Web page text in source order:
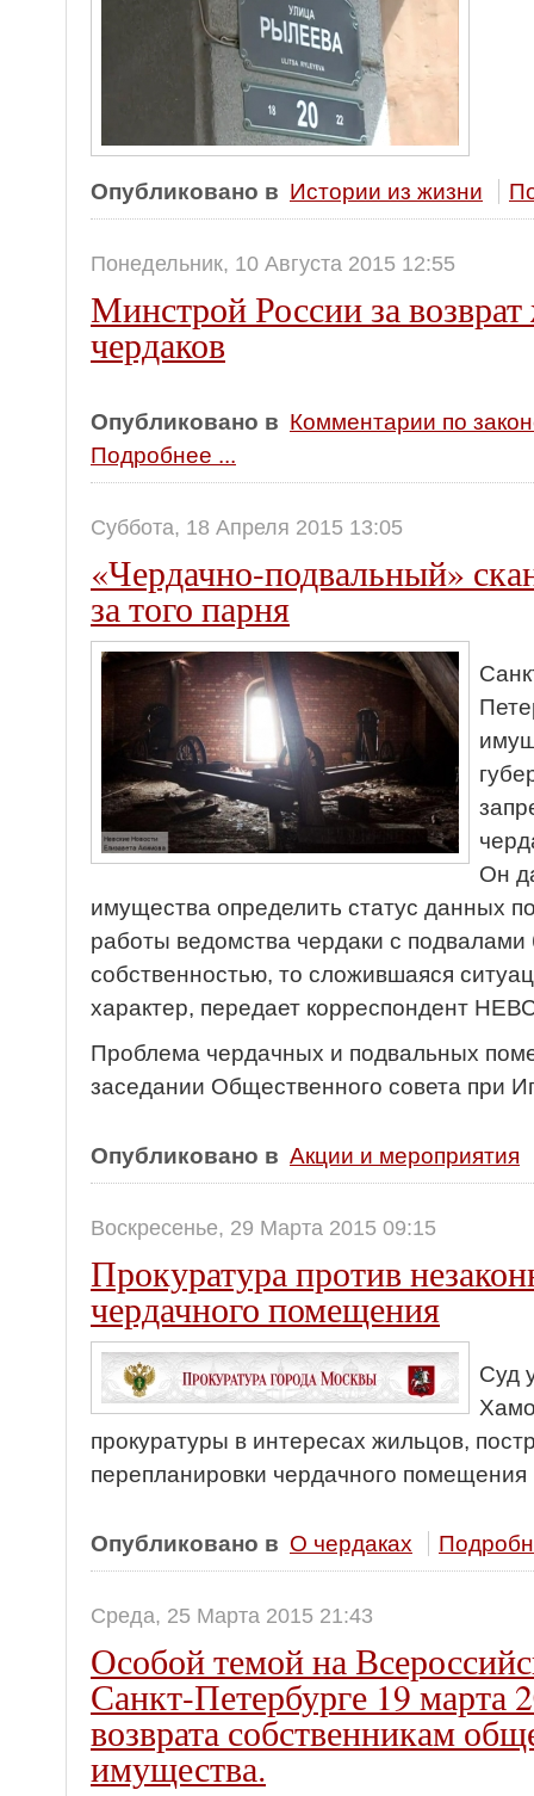
Опубликовано в Истории из жизни
Понедельник, 10 Августа 2015 12:55
Минстрой России за
чердаков
Опубликовано в Комментарии по
Подробнее ...
Суббота, 18 Апреля 2015 13:05
«Чердачно-подвальный»
за того парня
Он
имущества определить статус данных
работы ведомства чердаки с
собственностью, то сложившаяся
характер, передает корреспондент
Проблема чердачных и подвальных
заседании Общественного совета при
Опубликовано в Акции и мероприятия
Воскресенье, 29 Марта 2015 09:15
Прокуратура против
чердачного помещения
Суд
прокуратуры в интересах жильцов,
перепланировки чердачного помещения
Опубликовано в О чердаках
Среда, 25 Марта 2015 21:43
Особой темой на
Санкт-Петербурге 19 марта
возврата собственникам
имущества.